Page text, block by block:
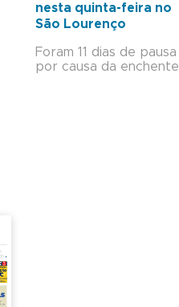
nesta quinta-feira no
São Lourenço
Foram 11 dias de pausa
por causa da enchente